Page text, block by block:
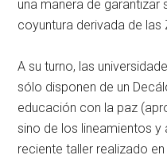
una manera de garantizar
coyuntura derivada de las
A su turno, las
sólo disponen de un
educación con la paz
sino de los lineamientos
reciente taller realizado